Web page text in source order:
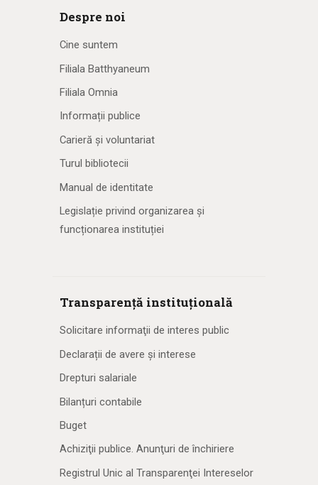
Despre noi
Cine suntem
Filiala Batthyaneum
Filiala Omnia
Informații publice
Carieră și voluntariat
Turul bibliotecii
Manual de identitate
Legislație privind organizarea și
funcționarea instituției
Transparență instituțională
Solicitare informaţii de interes public
Declarații de avere și interese
Drepturi salariale
Bilanțuri contabile
Buget
Achiziţii publice. Anunţuri de închiriere
Registrul Unic al Transparenţei Intereselor